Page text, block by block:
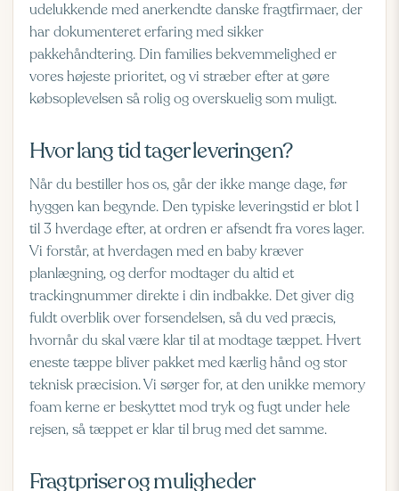
udelukkende med anerkendte danske fragtfirmaer, der
har dokumenteret erfaring med sikker
pakkehåndtering. Din families bekvemmelighed er
vores højeste prioritet, og vi stræber efter at gøre
købsoplevelsen så rolig og overskuelig som muligt.
Hvor lang tid tager leveringen?
Når du bestiller hos os, går der ikke mange dage, før
hyggen kan begynde. Den typiske leveringstid er blot 1
til 3 hverdage efter, at ordren er afsendt fra vores lager.
Vi forstår, at hverdagen med en baby kræver
planlægning, og derfor modtager du altid et
trackingnummer direkte i din indbakke. Det giver dig
fuldt overblik over forsendelsen, så du ved præcis,
hvornår du skal være klar til at modtage tæppet. Hvert
eneste tæppe bliver pakket med kærlig hånd og stor
teknisk præcision. Vi sørger for, at den unikke memory
foam kerne er beskyttet mod tryk og fugt under hele
rejsen, så tæppet er klar til brug med det samme.
Fragtpriser og muligheder